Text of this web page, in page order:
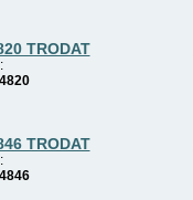
TRODAT
TRODAT